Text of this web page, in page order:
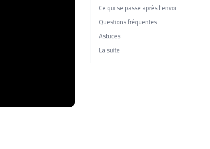
Ce qui se passe après l'envoi
Questions fréquentes
Astuces
La suite